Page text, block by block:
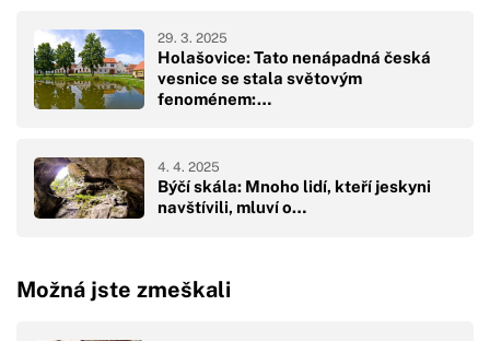
Holašovice: Tato nenápadná česká
vesnice se stala světovým
fenoménem:…
29. 3. 2025
Býčí skála: Mnoho lidí, kteří jeskyni
navštívili, mluví o…
4. 4. 2025
Možná jste zmeškali